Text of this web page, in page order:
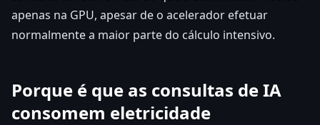
apenas na GPU, apesar de o acelerador efetuar
normalmente a maior parte do cálculo intensivo.
Porque é que as consultas de IA
consomem eletricidade